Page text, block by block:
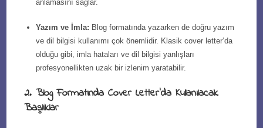
anlamasını sağlar.
Yazım ve İmla: Blog formatında yazarken de doğru yazım
ve dil bilgisi kullanımı çok önemlidir. Klasik cover letter’da
olduğu gibi, imla hataları ve dil bilgisi yanlışları
profesyonellikten uzak bir izlenim yaratabilir.
2. Blog Formatında Cover Letter’da Kullanılacak
Başlıklar